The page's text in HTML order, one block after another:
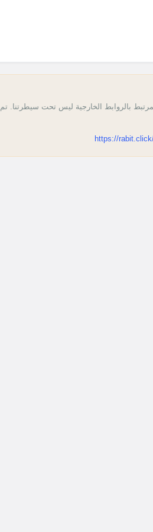
بالروابط الخارجية ليس تحت سيطرتنا. تم
https://